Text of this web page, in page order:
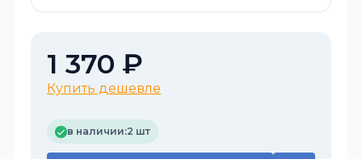
1 370 ₽
Купить дешевле
в наличии:2 шт